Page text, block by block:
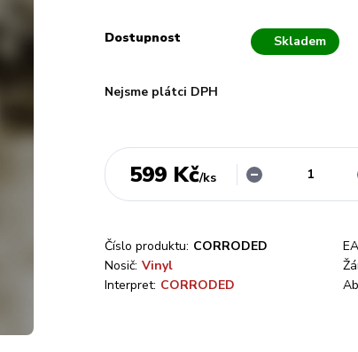
Dostupnost Skladem
Nejsme plátci DPH
599 Kč/ks
Číslo produktu: CORRODED
Nosič: Vinyl
Interpret: CORRODED